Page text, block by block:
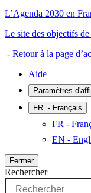
L’Agenda 2030 en
Le site des objectifs
- Retour à la page
Aide
Paramètres
FR - Français
FR -
EN -
Fermer
Rechercher